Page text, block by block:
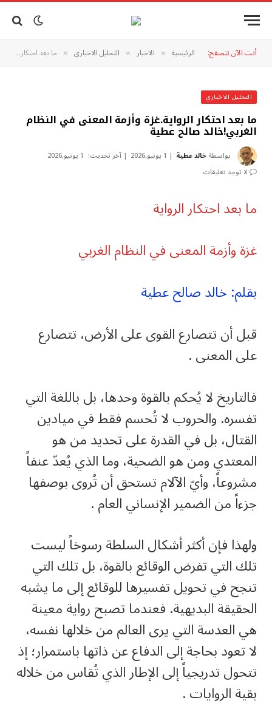
أنت الآن تتصفح: الرئيسية » الاخبار » التحليل الاخباري » ما بعد احتكار الرواية.غزة وأزمة المعنى في النظام الغربي!خالد صالح عطية
التحليل الاخباري
ما بعد احتكار الرواية.غزة وأزمة المعنى في النظام
الغربي!خالد صالح عطية
بواسطةخالد عطية 1 يونيو,2026 آخر تحديث: 1 يونيو,2026
لا توجد تعليقات
ما بعد احتكار الرواية
غزة وأزمة المعنى في النظام الغربي
بقلم: خالد صالح عطية
قبل أن تتصارع القوى على الأرض، تتصارع
على المعنى .
فالتاريخ لا يُحكم بالقوة وحدها، بل باللغة التي
تفسره. والحروب لا تُحسم فقط في ميادين
القتال، بل في القدرة على تحديد من هو
المعتدي ومن هو الضحية، وما الذي يُعدّ عنفاً
مشروعاً، وأيّ الآلام تستحق أن تُروى بوصفها
جزءاً من الضمير الإنساني العام .
ولهذا فإن أكثر أشكال السلطة رسوخاً ليست
تلك التي تفرض الوقائع بالقوة، بل تلك التي
تنجح في تحويل تفسيرها للوقائع إلى ما يشبه
الحقيقة البديهية. فعندما تصبح رواية معينة
هي العدسة التي يرى العالم من خلالها نفسه،
لا تعود بحاجة إلى الدفاع عن ذاتها باستمرار؛ إذ
تتحول تدريجياً إلى الإطار الذي تُقاس من خلاله
بقية الروايات .